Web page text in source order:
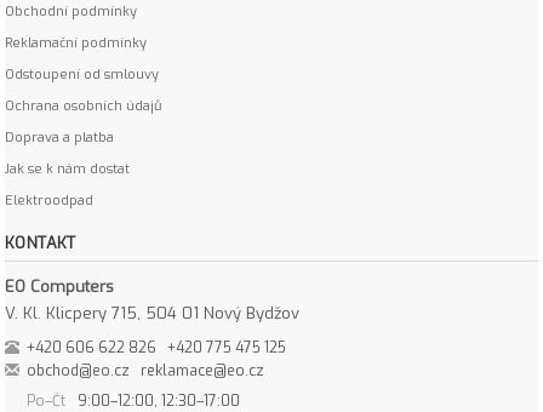
Obchodní podmínky
Reklamační podmínky
Odstoupení od smlouvy
Ochrana osobních údajů
Doprava a platba
Jak se k nám dostat
Elektroodpad
KONTAKT
EO Computers
V. Kl. Klicpery 715, 504 01 Nový Bydžov
+420 606 622 826
+420 775 475 125
obchod@eo.cz
reklamace@eo.cz
Po–Čt
9:00–12:00, 12:30–17:00